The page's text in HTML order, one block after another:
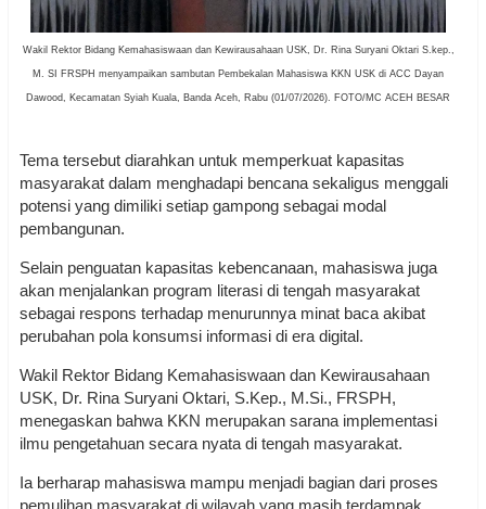
Wakil Rektor Bidang Kemahasiswaan dan Kewirausahaan USK, Dr. Rina Suryani Oktari S.kep.,
M. SI FRSPH menyampaikan sambutan Pembekalan Mahasiswa KKN USK di ACC Dayan
Dawood, Kecamatan Syiah Kuala, Banda Aceh, Rabu (01/07/2026). FOTO/MC ACEH BESAR
Tema tersebut diarahkan untuk memperkuat kapasitas
masyarakat dalam menghadapi bencana sekaligus menggali
potensi yang dimiliki setiap gampong sebagai modal
pembangunan.
Selain penguatan kapasitas kebencanaan, mahasiswa juga
akan menjalankan program literasi di tengah masyarakat
sebagai respons terhadap menurunnya minat baca akibat
perubahan pola konsumsi informasi di era digital.
Wakil Rektor Bidang Kemahasiswaan dan Kewirausahaan
USK, Dr. Rina Suryani Oktari, S.Kep., M.Si., FRSPH,
menegaskan bahwa KKN merupakan sarana implementasi
ilmu pengetahuan secara nyata di tengah masyarakat.
Ia berharap mahasiswa mampu menjadi bagian dari proses
pemulihan masyarakat di wilayah yang masih terdampak